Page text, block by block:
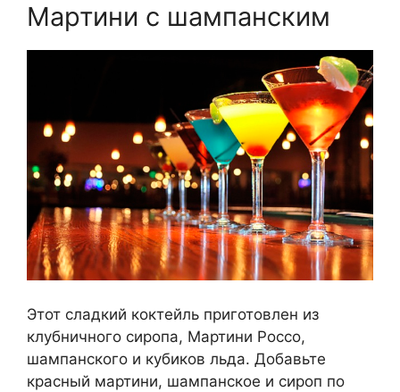
Мартини с шампанским
Этот сладкий коктейль приготовлен из
клубничного сиропа, Мартини Россо,
шампанского и кубиков льда. Добавьте
красный мартини, шампанское и сироп по